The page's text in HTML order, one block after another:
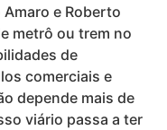
e Roberto
metrô ou trem no
de
comerciais e
depende mais de
viário passa a ter